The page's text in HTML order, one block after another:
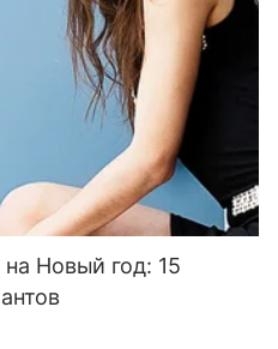
Новый год: 15